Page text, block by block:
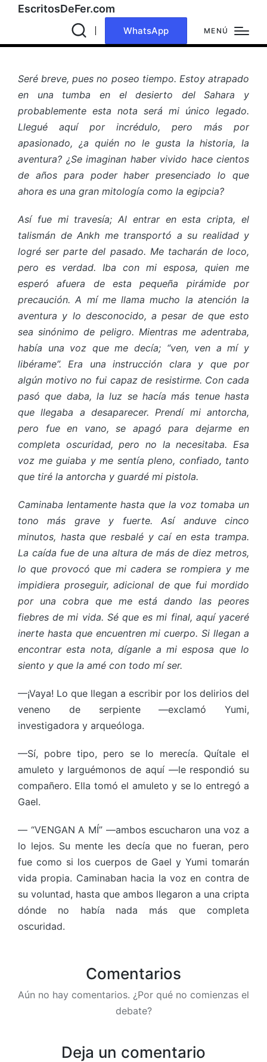
EscritosDeFer.com
WhatsApp MENÚ
Seré breve, pues no poseo tiempo. Estoy atrapado
en una tumba en el desierto del Sahara y
probablemente esta nota será mi único legado.
Llegué aquí por incrédulo, pero más por
apasionado, ¿a quién no le gusta la historia, la
aventura? ¿Se imaginan haber vivido hace cientos
de años para poder haber presenciado lo que
ahora es una gran mitología como la egipcia?
Así fue mi travesía; Al entrar en esta cripta, el
talismán de Ankh me transportó a su realidad y
logré ser parte del pasado. Me tacharán de loco,
pero es verdad. Iba con mi esposa, quien me
esperó afuera de esta pequeña pirámide por
precaución. A mí me llama mucho la atención la
aventura y lo desconocido, a pesar de que esto
sea sinónimo de peligro. Mientras me adentraba,
había una voz que me decía; “ven, ven a mí y
libérame”. Era una instrucción clara y que por
algún motivo no fui capaz de resistirme. Con cada
pasó que daba, la luz se hacía más tenue hasta
que llegaba a desaparecer. Prendí mi antorcha,
pero fue en vano, se apagó para dejarme en
completa oscuridad, pero no la necesitaba. Esa
voz me guiaba y me sentía pleno, confiado, tanto
que tiré la antorcha y guardé mi pistola.
Caminaba lentamente hasta que la voz tomaba un
tono más grave y fuerte. Así anduve cinco
minutos, hasta que resbalé y caí en esta trampa.
La caída fue de una altura de más de diez metros,
lo que provocó que mi cadera se rompiera y me
impidiera proseguir, adicional de que fui mordido
por una cobra que me está dando las peores
fiebres de mi vida. Sé que es mi final, aquí yaceré
inerte hasta que encuentren mi cuerpo. Si llegan a
encontrar esta nota, díganle a mi esposa que lo
siento y que la amé con todo mí ser.
—¡Vaya! Lo que llegan a escribir por los delirios del
veneno de serpiente —exclamó Yumi,
investigadora y arqueóloga.
—Sí, pobre tipo, pero se lo merecía. Quítale el
amuleto y larguémonos de aquí —le respondió su
compañero. Ella tomó el amuleto y se lo entregó a
Gael.
— “VENGAN A MÍ” —ambos escucharon una voz a
lo lejos. Su mente les decía que no fueran, pero
fue como si los cuerpos de Gael y Yumi tomarán
vida propia. Caminaban hacia la voz en contra de
su voluntad, hasta que ambos llegaron a una cripta
dónde no había nada más que completa
oscuridad.
Comentarios
Aún no hay comentarios. ¿Por qué no comienzas el
debate?
Deja un comentario